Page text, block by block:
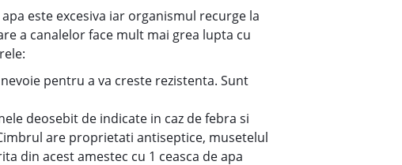
este excesiva iar organismul recurge la
a canalelor face mult mai grea lupta cu
pentru a va creste rezistenta. Sunt
deosebit de indicate in caz de febra si
are proprietati antiseptice, musetelul
din acest amestec cu 1 ceasca de apa